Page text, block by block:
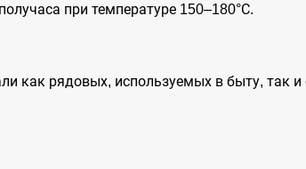
при температуре 150–180°С.
как рядовых, используемых в быту, так